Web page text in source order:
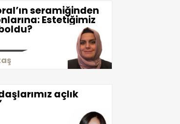
seramiğinden
Estetiğimiz
açlık